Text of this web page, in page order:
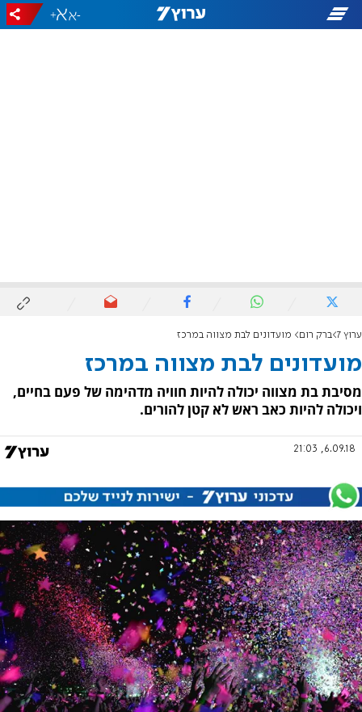
-
+
ערוץ 7 ברק רום מועדונים לבת מצווה במרכז
מועדונים לבת מצווה במרכז
מסיבת בת מצווה יכולה להיות חוויה מדהימה של פעם בחיים,
ויכולה להיות כאב ראש לא קטן להורים.
6.09.18, 21:03